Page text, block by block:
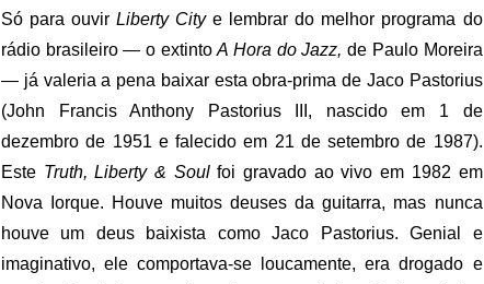
Só para ouvirLiberty Citye lembrar do melhor programa do
rádio brasileiro — o extintoA Hora do Jazz, de Paulo Moreira
— já valeria a pena baixar esta obra-prima de Jaco Pastorius
(John Francis Anthony Pastorius III, nascido em 1 de
dezembro de 1951 e falecido em 21 de setembro de 1987).
Este Truth, Liberty & Soulfoi gravado ao vivo em 1982 em
Nova Iorque. Houve muitos deuses da guitarra, mas nunca
houve um deus baixista como Jaco Pastorius. Genial e
imaginativo, ele comportava-se loucamente, era drogado e